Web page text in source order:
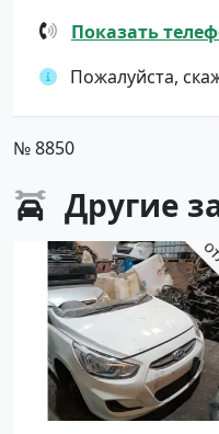
Показать
Пожалуйста,
№ 8850
Другие